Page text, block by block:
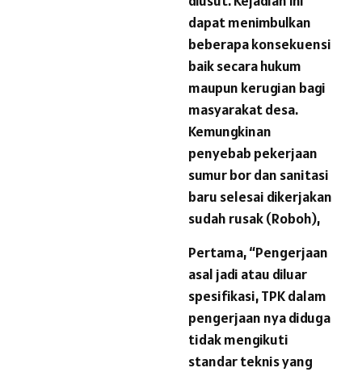
dapat menimbulkan
beberapa konsekuensi
baik secara hukum
maupun kerugian bagi
masyarakat desa.
Kemungkinan
penyebab pekerjaan
sumur bor dan sanitasi
baru selesai dikerjakan
sudah rusak (Roboh),
Pertama, “Pengerjaan
asal jadi atau diluar
spesifikasi, TPK dalam
pengerjaan nya diduga
tidak mengikuti
standar teknis yang